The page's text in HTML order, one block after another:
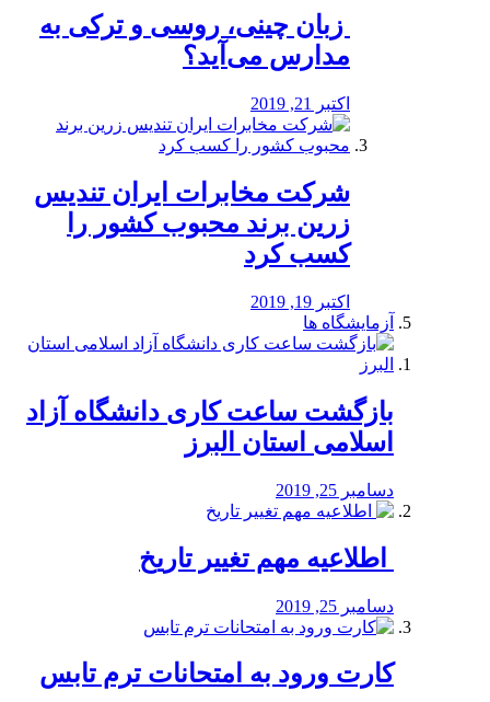
️ زبان چینی، روسی و ترکی به
مدارس می‌آید؟
اکتبر 21, 2019
شرکت مخابرات ایران تندیس
زرین برند محبوب کشور را
کسب کرد
اکتبر 19, 2019
آزمایشگاه ها
بازگشت ساعت کاری دانشگاه آزاد
اسلامی استان البرز
دسامبر 25, 2019
️ اطلاعیه مهم تغییر تاریخ
دسامبر 25, 2019
کارت ورود به امتحانات ترم تابس